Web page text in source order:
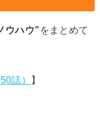
ウハウ” をまとめて
話） 】